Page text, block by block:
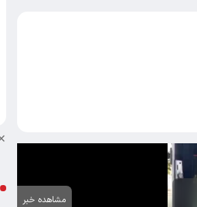
مشاهده خبر